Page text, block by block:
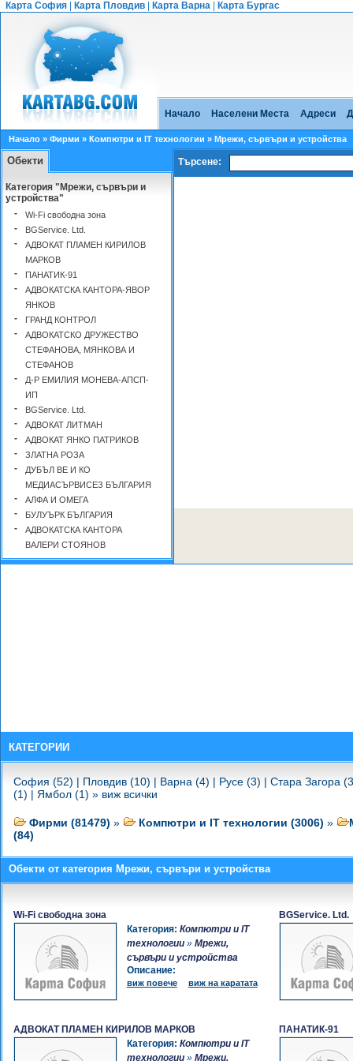
Карта София Карта Пловдив Карта Варна Карта Бургас
Начало Населени Места Адреси
Начало » Фирми » Компютри и IT технологии » Мрежи, сървъри и устройства
Обекти
Категория "Мрежи, сървъри и
устройства"
-
Wi-Fi свободна зона
- BGService. Ltd.
-
АДВОКАТ ПЛАМЕН КИРИЛОВ
МАРКОВ
- ПАНАТИК-91
-
AДВОКАТСКА КАНТОРА-ЯВОР
ЯНКОВ
- ГРАНД КОНТРОЛ
-
АДВОКАТСКО ДРУЖЕСТВО
СТЕФАНОВА, МЯНКОВА И
СТЕФАНОВ
-
Д-Р ЕМИЛИЯ МОНЕВА-АПСП-
ИП
- BGService. Ltd.
- АДВОКАТ ЛИТМАН
- АДВОКАТ ЯНКО ПАТРИКОВ
- ЗЛАТНА РОЗА
-
ДУБЪЛ ВЕ И КО
МЕДИАСЪРВИСЕЗ БЪЛГАРИЯ
- АЛФА И ОМЕГА
- БУЛУЪРК БЪЛГАРИЯ
-
АДВОКАТСКА КАНТОРА
ВАЛЕРИ СТОЯНОВ
- ЕС КОМ
-
ДЖЕЙ СОЛЮШЪНС - Мрежи,
сървъри и устройства
сървъри и устройства
-
МАСТЪР ПЛАН - Мрежи,
сървъри и устройства
-
ЖМТЕХНОЛОГИИ - Мрежи,
сървъри и устройства
НС 1 - Мрежи, сървъри и
устройства
ЕКСПЕРТ УЧЕБЕН ЦЕНТЪР -
Мрежи, сървъри и устройства
ВУДУ - Мрежи, сървъри и
-
ВАН КОМПЮТРИ - Мрежи,
сървъри и устройства
Registrator.BG - Мрежи, сървъри
Търсене:
КАТЕГОРИИ
София (52) | Пловдив (10) | Варна (4) | Русе (3) | Стара Загора
(1) | Ямбол (1) » виж всички
Фирми (81479) » Компютри и IT технологии (3006) »
(84)
Обекти от категория Мрежи, сървъри и устройства
Wi-Fi свободна зона
Категория: Компютри и IT
технологии» Мрежи,
сървъри и устройства
Описание:
виж повече виж на каратата
BGService. Ltd.
АДВОКАТ ПЛАМЕН КИРИЛОВ МАРКОВ
Категория: Компютри и IT
технологии» Мрежи,
ПАНАТИК-91